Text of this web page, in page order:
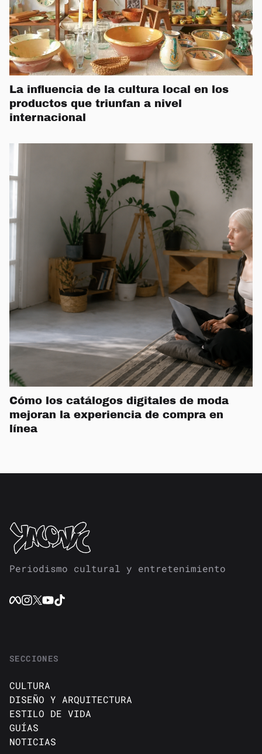
La influencia de la cultura local en los
productos que triunfan a nivel
internacional
Cómo los catálogos digitales de moda
mejoran la experiencia de compra en
línea
Periodismo cultural y entretenimiento
SECCIONES
CULTURA
DISEÑO Y ARQUITECTURA
ESTILO DE VIDA
GUÍAS
NOTICIAS